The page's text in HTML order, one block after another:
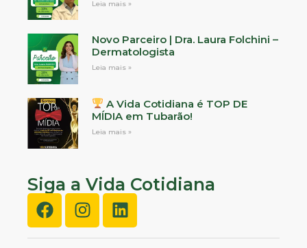
Leia mais »
Novo Parceiro | Dra. Laura Folchini –
Dermatologista
Leia mais »
A Vida Cotidiana é TOP DE
MÍDIA em Tubarão!
Leia mais »
Siga a Vida Cotidiana